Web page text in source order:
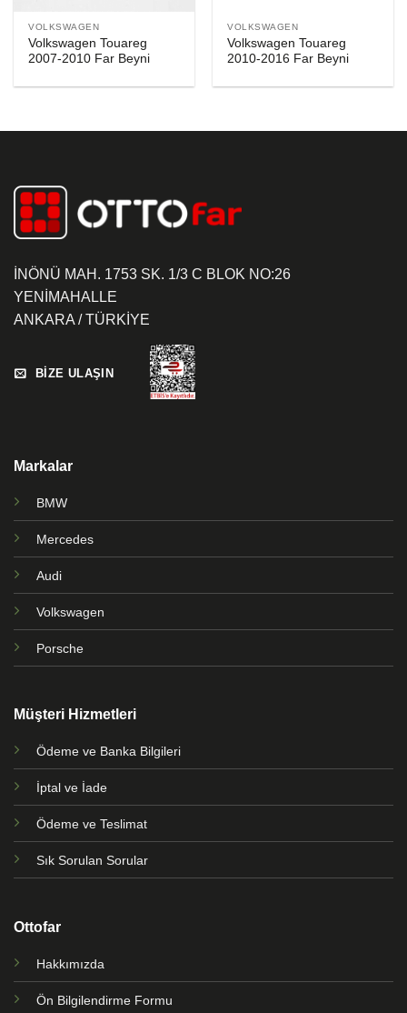
VOLKSWAGEN
Volkswagen Touareg
2007-2010 Far Beyni
VOLKSWAGEN
Volkswagen Touareg
2010-2016 Far Beyni
İNÖNÜ MAH. 1753 SK. 1/3 C BLOK NO:26
YENİMAHALLE
ANKARA / TÜRKİYE
BİZE ULAŞIN
Markalar
BMW
Mercedes
Audi
Volkswagen
Porsche
Müşteri Hizmetleri
Ödeme ve Banka Bilgileri
İptal ve İade
Ödeme ve Teslimat
Sık Sorulan Sorular
Ottofar
Hakkımızda
Ön Bilgilendirme Formu